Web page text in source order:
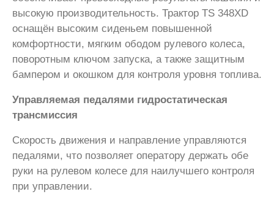
высокую производительность. Трактор TS 348XD
оснащён высоким сиденьем повышенной
комфортности, мягким ободом рулевого колеса,
поворотным ключом запуска, а также защитным
бампером и окошком для контроля уровня топлива.
Управляемая педалями гидростатическая
трансмиссия
Скорость движения и направление управляются
педалями, что позволяет оператору держать обе
руки на рулевом колесе для наилучшего контроля
при управлении.